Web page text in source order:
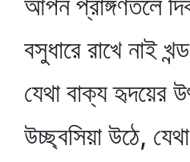
বসুধারে রাখে নাই
যেথা বাক্য হৃদয়ের
উচ্ছ্বসিয়া উঠে,